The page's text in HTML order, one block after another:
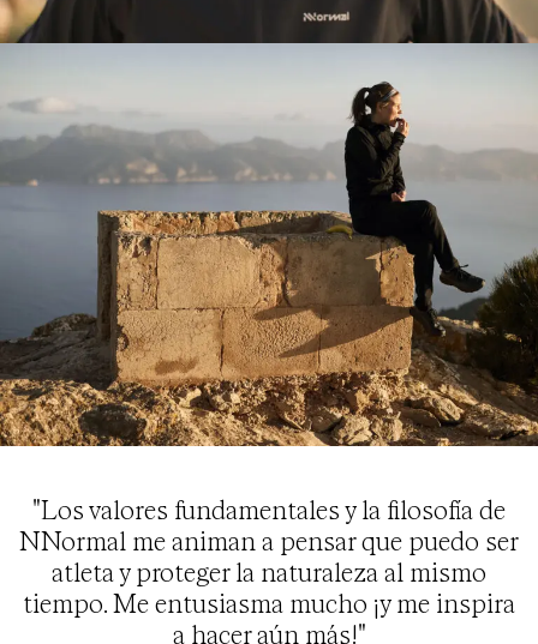
"Los valores fundamentales y la filosofía de
NNormal me animan a pensar que puedo ser
atleta y proteger la naturaleza al mismo
tiempo. Me entusiasma mucho ¡y me inspira
a hacer aún más!"